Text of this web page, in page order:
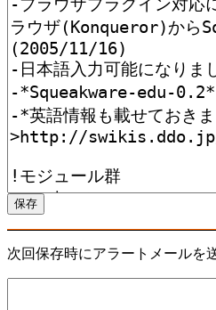
次回保存時にアラートメールを